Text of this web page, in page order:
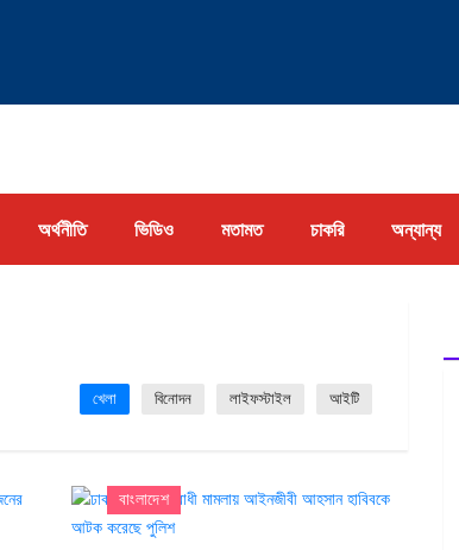
অর্থনীতি ভিডিও মতামত চাকরি অন্যান্য
খেলা বিনোদন লাইফস্টাইল আইটি
বাংলাদেশ